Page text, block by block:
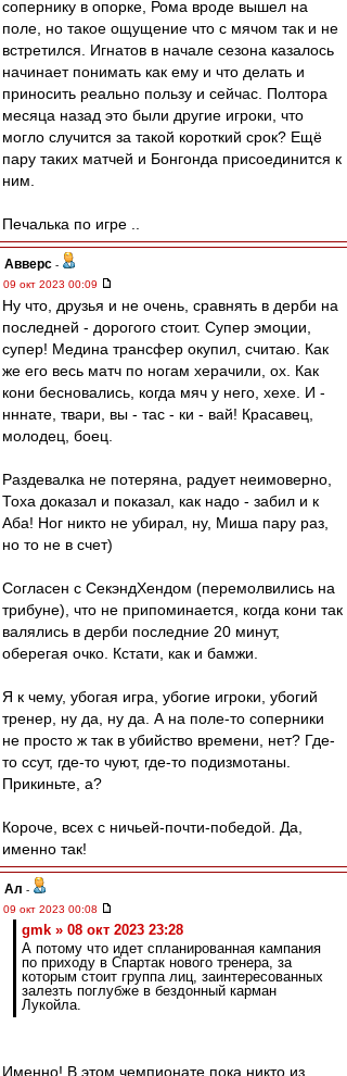
сопернику в опорке, Рома вроде вышел на
поле, но такое ощущение что с мячом так и не
встретился. Игнатов в начале сезона казалось
начинает понимать как ему и что делать и
приносить реально пользу и сейчас. Полтора
месяца назад это были другие игроки, что
могло случится за такой короткий срок? Ещё
пару таких матчей и Бонгонда присоединится к
ним.
Печалька по игре ..
Авверс -
09 окт 2023 00:09
Ну что, друзья и не очень, сравнять в дерби на
последней - дорогого стоит. Супер эмоции,
супер! Медина трансфер окупил, считаю. Как
же его весь матч по ногам херачили, ох. Как
кони бесновались, когда мяч у него, хехе. И -
нннате, твари, вы - тас - ки - вай! Красавец,
молодец, боец.
Раздевалка не потеряна, радует неимоверно,
Тоха доказал и показал, как надо - забил и к
Аба! Ног никто не убирал, ну, Миша пару раз,
но то не в счет)
Согласен с СекэндХендом (перемолвились на
трибуне), что не припоминается, когда кони так
валялись в дерби последние 20 минут,
оберегая очко. Кстати, как и бамжи.
Я к чему, убогая игра, убогие игроки, убогий
тренер, ну да, ну да. А на поле-то соперники
не просто ж так в убийство времени, нет? Где-
то ссут, где-то чуют, где-то подизмотаны.
Прикиньте, а?
Короче, всех с ничьей-почти-победой. Да,
именно так!
Ал -
09 окт 2023 00:08
gmk » 08 окт 2023 23:28
А потому что идет спланированная кампания
по приходу в Спартак нового тренера, за
которым стоит группа лиц, заинтересованных
залезть поглубже в бездонный карман
Лукойла.
Именно! В этом чемпионате пока никто из